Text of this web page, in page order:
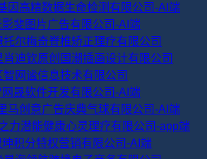
因高精数据生命检测有限公司-AI端
斐图片广告有限公司-AI端
托尔梅奇脊椎矫正理疗有限公司
迪钦原创国潮插画设计有限公司
智网谧信息技术有限公司
晟软件开发有限公司-AI端
马创意广告庆典气球有限公司-AI端
力潜能健康心灵理疗有限公司-app端
积分特权营销有限公司-AI端